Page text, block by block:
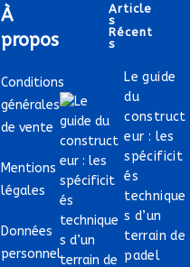
À
propos
Conditions
générales
de vente
Mentions
légales
Données
personnel
Article
S
Récent
S
Le guide
du
construct
eur : les
spécificit
és
technique
s d’un
terrain de
padel